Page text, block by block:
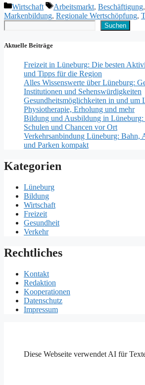
Kategorien
Wirtschaft Schlagwörter
Arbeitsmarkt, Beschäftigung,
Markenbildung, Regionale Wertschöpfung,
Suchen
Suchen
Aktuelle Beiträge
Freizeit in Lüneburg: Die besten
und Tipps für die Region
Alles Wissenswerte über Lüneburg:
Institutionen und Sehenswürdigkeiten
Gesundheitsmöglichkeiten in und um
Physiotherapie, Erholung und mehr
Bildung und Ausbildung in Lüneburg:
Schulen und Chancen vor Ort
Verkehrsanbindung Lüneburg: Bahn,
und Parken kompakt
Kategorien
Lüneburg
Bildung
Wirtschaft
Freizeit
Gesundheit
Verkehr
Rechtliches
Kontakt
Redaktion
Kooperationen
Datenschutz
Impressum
Diese Webseite verwendet AI für